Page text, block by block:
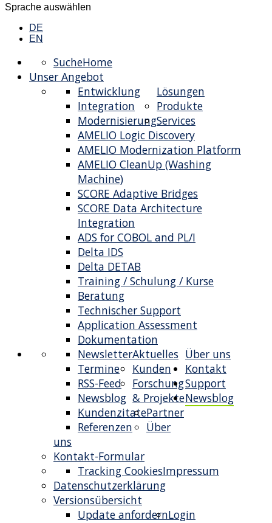
Sprache auswählen
DE
EN
Home
Suche
Unser Angebot
Lösungen
Entwicklung
Integration
Modernisierung
Produkte
AMELIO Logic Discovery
AMELIO Modernization Platform
AMELIO CleanUp (Washing
Machine)
SCORE Adaptive Bridges
SCORE Data Architecture
Integration
ADS for COBOL and PL/I
Delta IDS
Delta DETAB
Services
Training / Schulung / Kurse
Beratung
Technischer Support
Application Assessment
Dokumentation
Über uns
Aktuelles
Newsletter
Termine
RSS-Feed
Newsblog
Kunden
Kundenzitate
Referenzen
Forschung
& Projekte
Partner
Über
uns
Kontakt
Kontakt-Formular
Impressum
Tracking Cookies
Datenschutzerklärung
Support
Versionsübersicht
Update anfordernLogin
Newsblog